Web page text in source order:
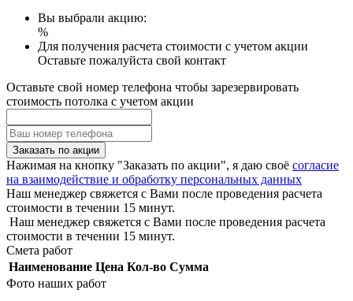
Вы выбрали акцию:
%
Для получения расчета стоимости с учетом акции
Оставьте пожалуйста свой контакт
Оставьте свой номер телефона чтобы зарезервировать
стоимость потолка с учетом акции
Заказать по акции
Нажимая на кнопку "Заказать по акции", я даю своё согласие
на взаимодействие и обработку персональных данных
Наш менеджер свяжется с Вами после проведения расчета
стоимости в течении 15 минут.
Наш менеджер свяжется с Вами после проведения расчета
стоимости в течении 15 минут.
Смета работ
Наименование Цена Кол-во Сумма
Фото наших работ